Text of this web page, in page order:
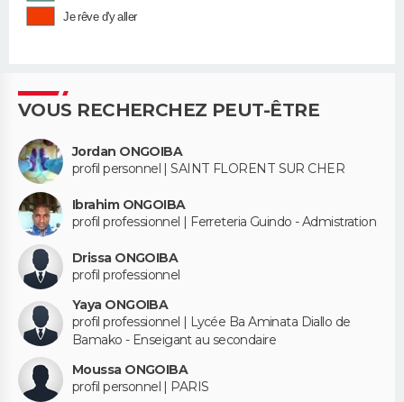
Je rêve d'y aller
VOUS RECHERCHEZ PEUT-ÊTRE
Jordan ONGOIBA
profil personnel | SAINT FLORENT SUR CHER
Ibrahim ONGOIBA
profil professionnel | Ferreteria Guindo - Admistration
Drissa ONGOIBA
profil professionnel
Yaya ONGOIBA
profil professionnel | Lycée Ba Aminata Diallo de
Bamako - Enseigant au secondaire
Moussa ONGOIBA
profil personnel | PARIS